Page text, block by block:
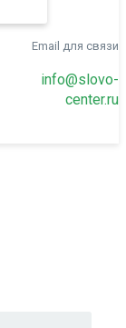
Email для связи
info@slovo-
center.ru